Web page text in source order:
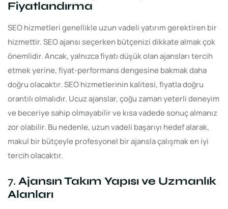
Fiyatlandırma
SEO hizmetleri genellikle uzun vadeli yatırım gerektiren bir
hizmettir. SEO ajansı seçerken bütçenizi dikkate almak çok
önemlidir. Ancak, yalnızca fiyatı düşük olan ajansları tercih
etmek yerine, fiyat-performans dengesine bakmak daha
doğru olacaktır. SEO hizmetlerinin kalitesi, fiyatla doğru
orantılı olmalıdır. Ucuz ajanslar, çoğu zaman yeterli deneyim
ve beceriye sahip olmayabilir ve kısa vadede sonuç almanız
zor olabilir. Bu nedenle, uzun vadeli başarıyı hedef alarak,
makul bir bütçeyle profesyonel bir ajansla çalışmak en iyi
tercih olacaktır.
7. Ajansın Takım Yapısı ve Uzmanlık
Alanları